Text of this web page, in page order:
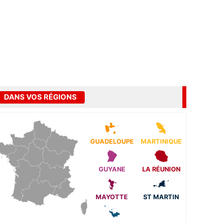
DANS VOS RÉGIONS
GUADELOUPE MARTINIQUE
GUYANE LA RÉUNION
MAYOTTE ST MARTIN